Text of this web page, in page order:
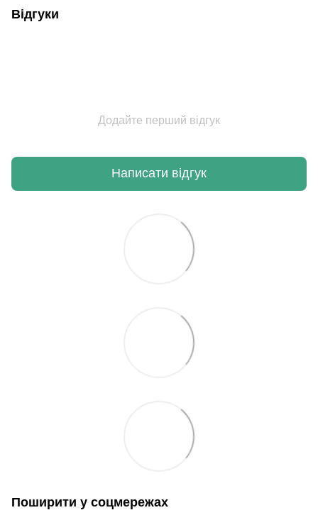
Відгуки
Додайте перший відгук
Написати відгук
Поширити у соцмережах